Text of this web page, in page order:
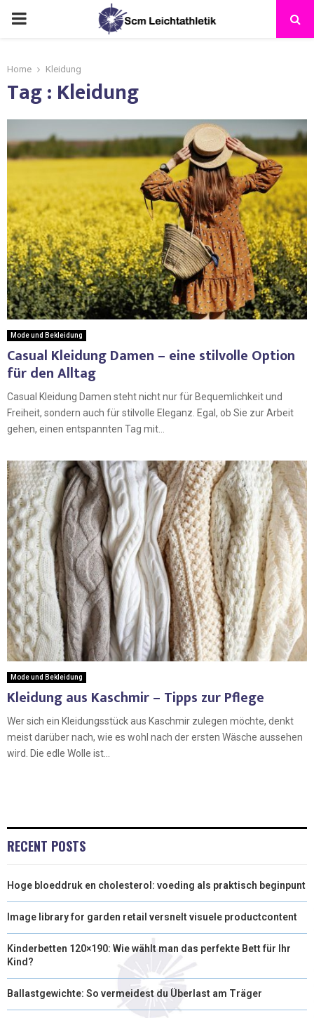
Home Kleidung
Tag : Kleidung
Mode und Bekleidung
Casual Kleidung Damen – eine stilvolle Option
für den Alltag
Casual Kleidung Damen steht nicht nur für Bequemlichkeit und
Freiheit, sondern auch für stilvolle Eleganz. Egal, ob Sie zur Arbeit
gehen, einen entspannten Tag mit...
Mode und Bekleidung
Kleidung aus Kaschmir – Tipps zur Pflege
Wer sich ein Kleidungsstück aus Kaschmir zulegen möchte, denkt
meist darüber nach, wie es wohl nach der ersten Wäsche aussehen
wird. Die edle Wolle ist...
RECENT POSTS
Hoge bloeddruk en cholesterol: voeding als praktisch beginpunt
Image library for garden retail versnelt visuele productcontent
Kinderbetten 120×190: Wie wählt man das perfekte Bett für Ihr
Kind?
Ballastgewichte: So vermeidest du Überlast am Träger